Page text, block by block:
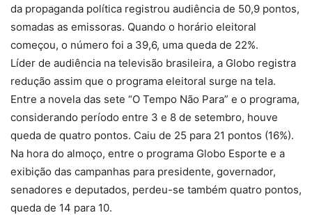
da propaganda política registrou audiência de 50,9 pontos,
somadas as emissoras. Quando o horário eleitoral
começou, o número foi a 39,6, uma queda de 22%.
Líder de audiência na televisão brasileira, a Globo registra
redução assim que o programa eleitoral surge na tela.
Entre a novela das sete “O Tempo Não Para” e o programa,
considerando período entre 3 e 8 de setembro, houve
queda de quatro pontos. Caiu de 25 para 21 pontos (16%).
Na hora do almoço, entre o programa Globo Esporte e a
exibição das campanhas para presidente, governador,
senadores e deputados, perdeu-se também quatro pontos,
queda de 14 para 10.